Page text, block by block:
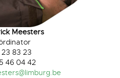
Meesters
23 83 23
46 04 42